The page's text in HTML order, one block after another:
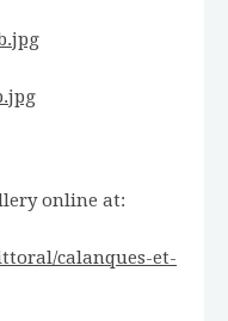
online at:
calanques-et-